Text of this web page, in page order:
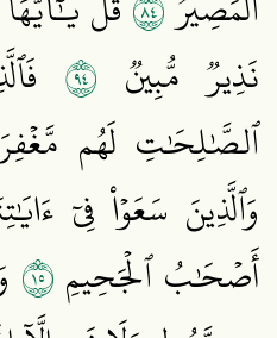
نَذِيرٞ مُّبِينٞ ٤٩
ٱلصَّٰلِحَٰتِ لَهُم
وَٱلَّذِينَ سَعَوۡاْ فِيٓ
أَصۡحَٰبُ ٱلۡجَحِيمِ٥١